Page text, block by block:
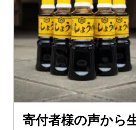
寄付者様の声から